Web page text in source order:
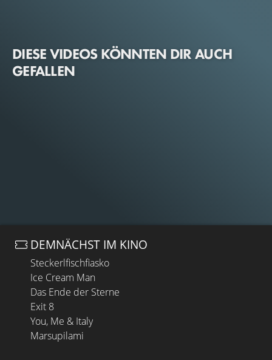
DIESE VIDEOS KÖNNTEN DIR AUCH
GEFALLEN
DEMNÄCHST IM KINO
Steckerlfischfiasko
Ice Cream Man
Das Ende der Sterne
Exit 8
You, Me & Italy
Marsupilami